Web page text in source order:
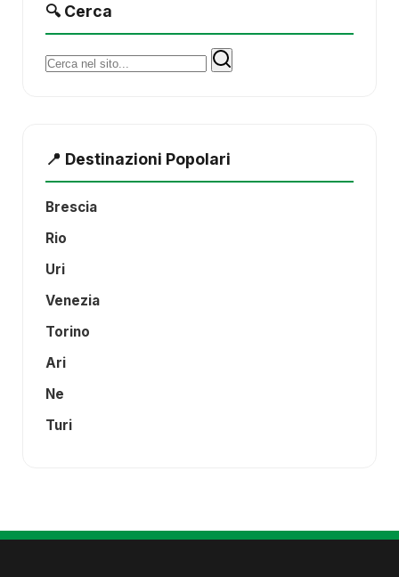
🔍 Cerca
Cerca:
📍 Destinazioni Popolari
Brescia
Rio
Uri
Venezia
Torino
Ari
Ne
Turi